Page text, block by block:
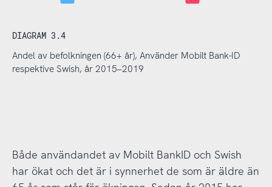
DIAGRAM 3.4
Andel av befolkningen (66+ år), Använder Mobilt Bank-ID
respektive Swish, år 2015–2019
Både användandet av Mobilt BankID och Swish
har ökat och det är i synnerhet de som är äldre än